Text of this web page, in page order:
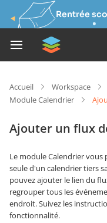
Rentrée
Accueil Workspace
Module Calendrier
Ajouter un flux
Le module Calendrier
seule d'un calendrier tiers
pouvez ajouter le lien du
regrouper tous les
endroit. Suivez les
fonctionnalité.